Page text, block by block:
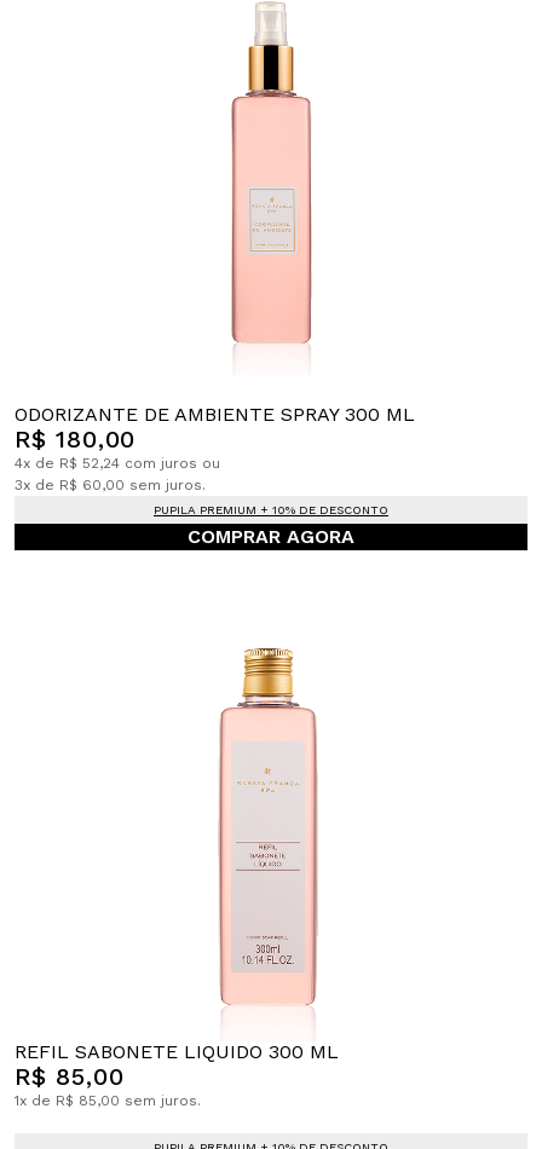
ODORIZANTE DE AMBIENTE SPRAY 300 ML
R$ 180,00
4x de R$ 52,24 com juros ou
3x de R$ 60,00 sem juros.
PUPILA PREMIUM + 10% DE DESCONTO
COMPRAR AGORA
REFIL SABONETE LIQUIDO 300 ML
R$ 85,00
1x de R$ 85,00 sem juros.